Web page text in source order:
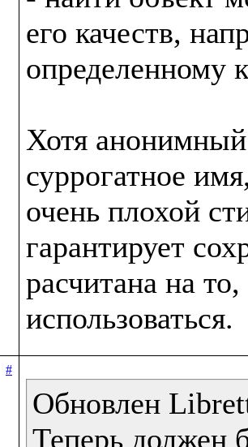
его качеств,
определенному
Хотя анонимный
суррогатное
очень плохой
гарантирует
расчитана на
#
Обновлен
Теперь должен